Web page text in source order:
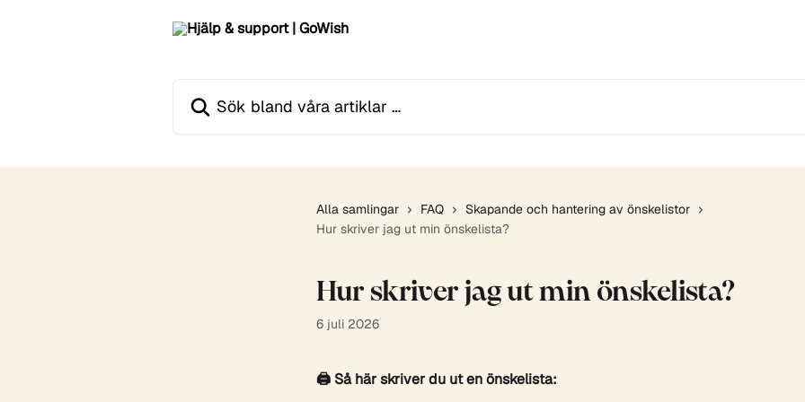
Alla samlingar FAQ
Skapande och hantering av önskelistor
Hur skriver jag ut min önskelista?
Hur skriver jag ut min önskelista?
6 juli 2026
🖨️ Så här skriver du ut en önskelista: